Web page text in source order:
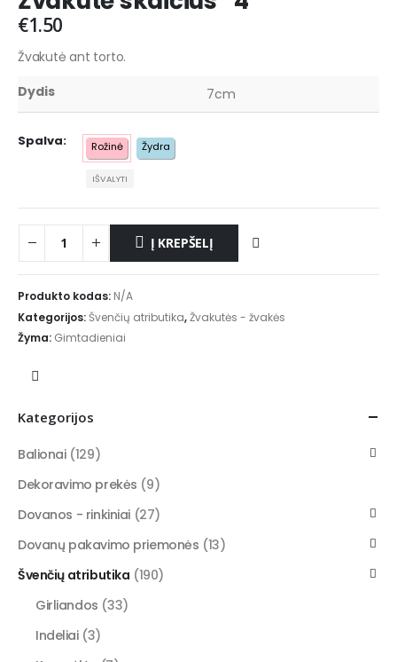
€1.50
Žvakutė ant torto.
Dydis
7cm
Spalva Rožinė Žydra
IŠVALYTI
Į KREPŠELĮ
Produkto kodas: N/A
Kategorijos:Švenčių atributika,Žvakutės - žvakės
Žyma: Gimtadieniai
Kategorijos
Balionai (129)
Dekoravimo prekės (9)
Dovanos - rinkiniai (27)
Dovanų pakavimo priemonės (13)
Švenčių atributika (190)
Girliandos (33)
Indeliai (3)